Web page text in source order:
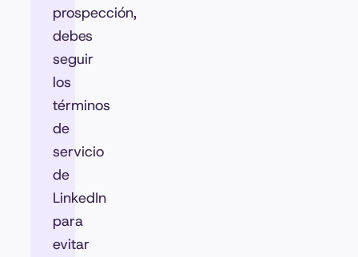
prospección,
debes
seguir
los
términos
de
servicio
de
LinkedIn
para
evitar